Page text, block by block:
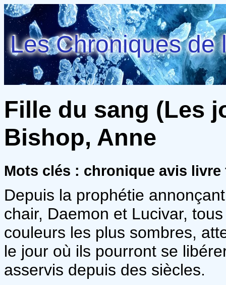
Les Chroniques de
Fille du sang (Les
Bishop, Anne
Mots clés : chronique avis livre
Depuis la prophétie
chair, Daemon et Lucivar,
couleurs les plus sombres,
le jour où ils pourront se
asservis depuis des siècles.